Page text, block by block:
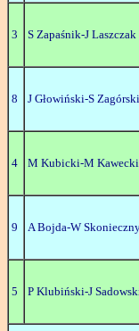
3 S Zapaśnik-J Laszczak
8 J Głowiński-S Zagórski
4 M Kubicki-M Kawecki
9 A Bojda-W
5 P Klubiński-J